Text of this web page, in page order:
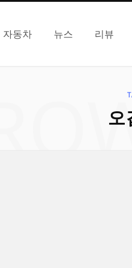
자동차 뉴스 리뷰
오